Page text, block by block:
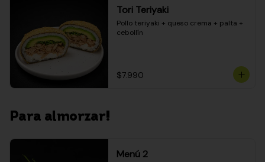
Tori Teriyaki
Pollo teriyaki + queso crema + palta +
cebollín
$7.990
Para almorzar!
Menú 2